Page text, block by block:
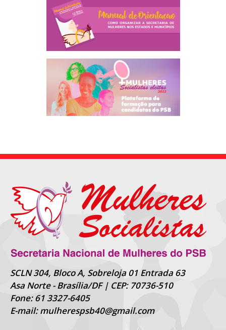
SCLN 304, Bloco A, Sobreloja 01 Entrada 63
Asa Norte - Brasília/DF | CEP: 70736-510
Fone: 61 3327-6405
E-mail: mulherespsb40@gmail.com